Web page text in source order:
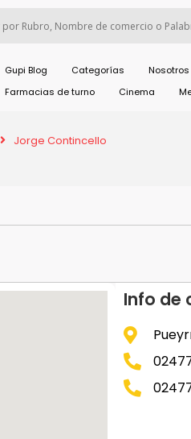
Gupi Blog Categorías Nosotros
Farmacias de turno
Cinema
Jorge Contincello
Info de